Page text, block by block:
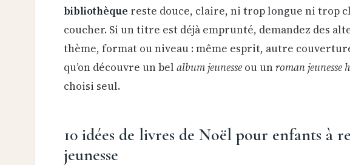
bibliothèque reste douce, claire, ni trop longue ni trop
coucher. Si un titre est déjà emprunté, demandez des
thème, format ou niveau : même esprit, autre
qu’on découvre un bel album jeunesse ou unroman jeunesse
choisi seul.
10 idées de livres de Noël pour enfants à
jeunesse